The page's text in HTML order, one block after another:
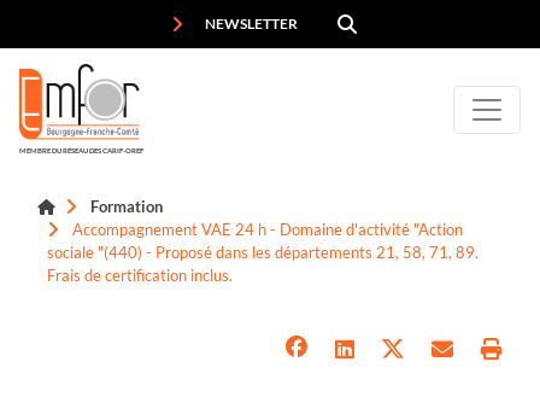
NEWSLETTER
MEMBRE DU RÉSEAU DES CARIF-OREF
Formation
Accompagnement VAE 24 h - Domaine d'activité "Action
sociale "(440) - Proposé dans les départements 21, 58, 71, 89.
Frais de certification inclus.
Panneau de gestion des cookies